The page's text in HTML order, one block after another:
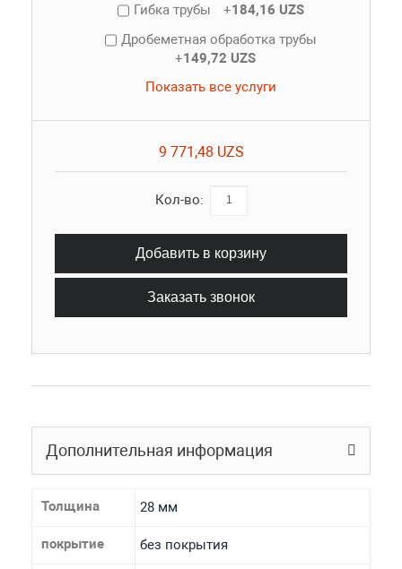
Гибка трубы
+184,16 UZS
Дробеметная обработка трубы
+149,72 UZS
Показать все услуги
9 771,48 UZS
Кол-во:
Добавить в корзину
Заказать звонок
Дополнительная информация
Толщина 28 мм
покрытие без покрытия